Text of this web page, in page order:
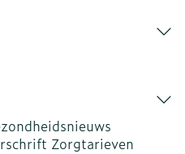
Zorgtarieven